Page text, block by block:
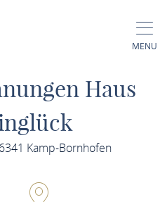
MENU
Haus
Kamp-Bornhofen